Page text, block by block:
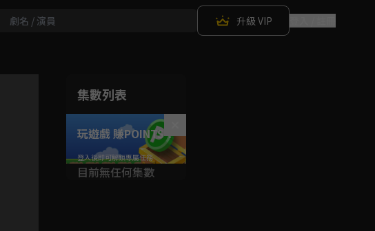
升級 VIP
集數列表
玩遊戲 賺POINTS！
目前無任何集數